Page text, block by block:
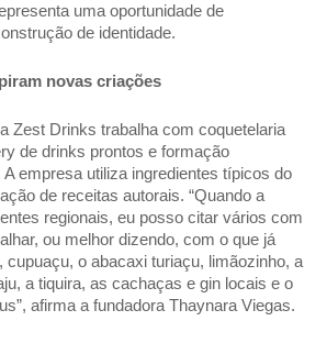
uma oportunidade de
de identidade.
novas criações
Zest Drinks trabalha com coquetelaria
de drinks prontos e formação
A empresa utiliza ingredientes típicos do
de receitas autorais. “Quando a
regionais, eu posso citar vários com
ou melhor dizendo, com o que já
cupuaçu, o abacaxi turiaçu, limãozinho, a
a tiquira, as cachaças e gin locais e o
afirma a fundadora Thaynara Viegas.